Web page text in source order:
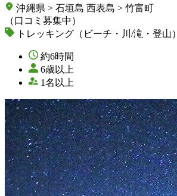
沖縄県 > 石垣島 西表島 > 竹富町
（口コミ募集中）
トレッキング（ビーチ・川/滝・登山）
約6時間
6歳以上
1名以上